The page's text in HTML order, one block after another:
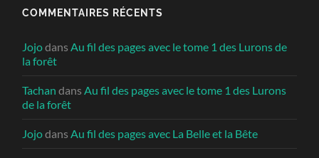
COMMENTAIRES RÉCENTS
JojodansAu fil des pages avec le tome 1 des Lurons de
la forêt
Tachan dansAu fil des pages avec le tome 1 des Lurons
de la forêt
JojodansAu fil des pages avec La Belle et la Bête